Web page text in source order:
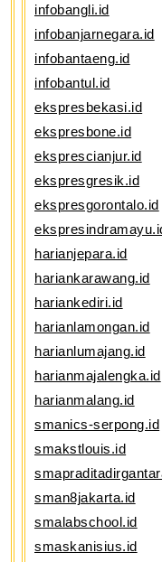
infobangli.id
infobanjarnegara.id
infobantaeng.id
infobantul.id
ekspresbekasi.id
ekspresbone.id
eksprescianjur.id
ekspresgresik.id
ekspresgorontalo.id
harianjepara.id
hariankarawang.id
hariankediri.id
harianlamongan.id
harianlumajang.id
harianmajalengka.id
harianmalang.id
smanics-serpong.id
smakstlouis.id
sman8jakarta.id
smalabschool.id
smaskanisius.id